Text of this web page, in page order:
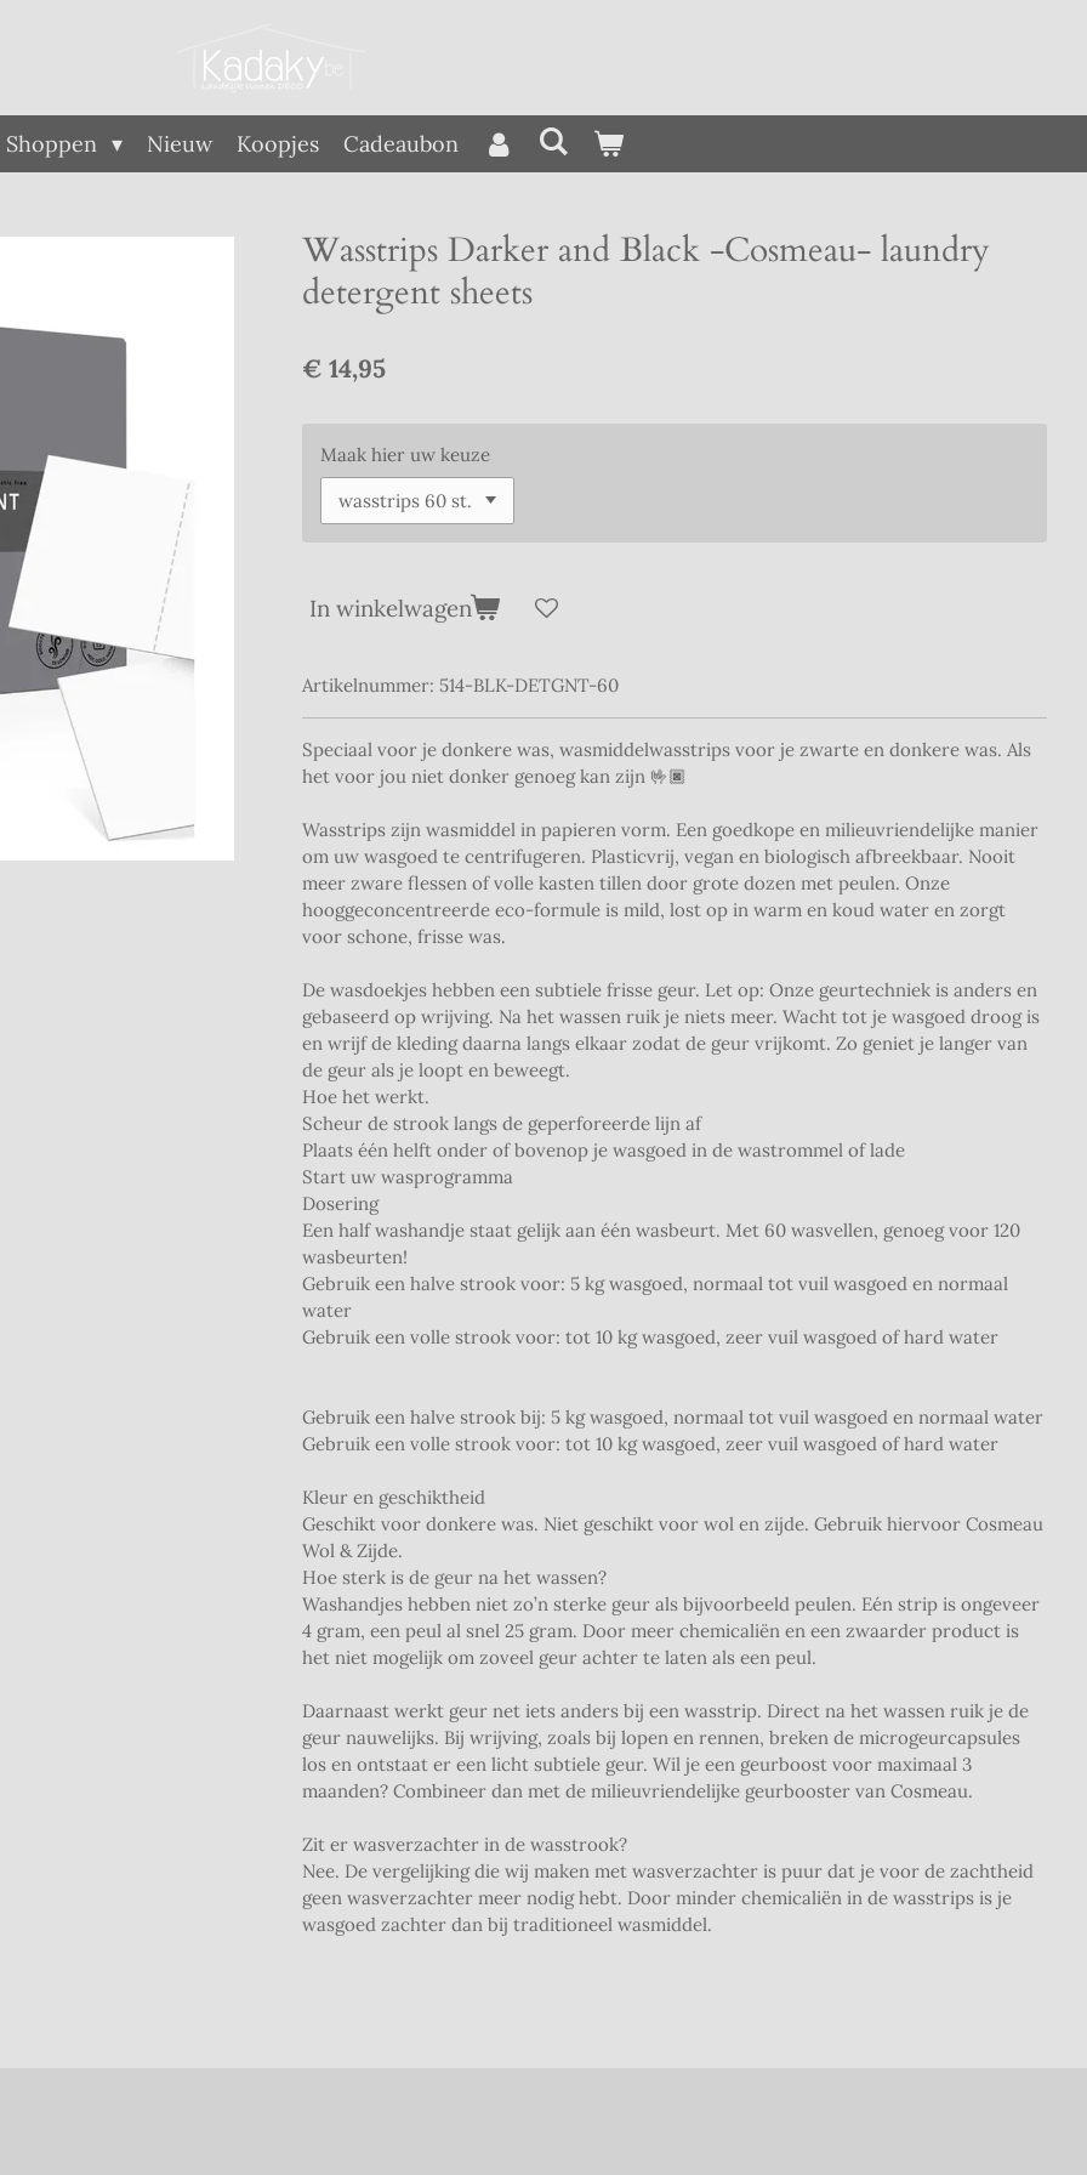
Shoppen Nieuw Koopjes Cadeaubon
Wasstrips Darker and Black -Cosmeau- laundry
detergent sheets
€ 14,95
Maak hier uw keuze
In winkelwagen
Artikelnummer: 514-BLK-DETGNT-60
Speciaal voor je donkere was, wasmiddelwasstrips voor je zwarte en donkere was. Als
het voor jou niet donker genoeg kan zijn 🤟🏿
Wasstrips zijn wasmiddel in papieren vorm. Een goedkope en milieuvriendelijke manier
om uw wasgoed te centrifugeren. Plasticvrij, vegan en biologisch afbreekbaar. Nooit
meer zware flessen of volle kasten tillen door grote dozen met peulen. Onze
hooggeconcentreerde eco-formule is mild, lost op in warm en koud water en zorgt
voor schone, frisse was.
De wasdoekjes hebben een subtiele frisse geur. Let op: Onze geurtechniek is anders en
gebaseerd op wrijving. Na het wassen ruik je niets meer. Wacht tot je wasgoed droog is
en wrijf de kleding daarna langs elkaar zodat de geur vrijkomt. Zo geniet je langer van
de geur als je loopt en beweegt.
Hoe het werkt.
Scheur de strook langs de geperforeerde lijn af
Plaats één helft onder of bovenop je wasgoed in de wastrommel of lade
Start uw wasprogramma
Dosering
Een half washandje staat gelijk aan één wasbeurt. Met 60 wasvellen, genoeg voor 120
wasbeurten!
Gebruik een halve strook voor: 5 kg wasgoed, normaal tot vuil wasgoed en normaal
water
Gebruik een volle strook voor: tot 10 kg wasgoed, zeer vuil wasgoed of hard water
Gebruik een halve strook bij: 5 kg wasgoed, normaal tot vuil wasgoed en normaal water
Gebruik een volle strook voor: tot 10 kg wasgoed, zeer vuil wasgoed of hard water
Kleur en geschiktheid
Geschikt voor donkere was. Niet geschikt voor wol en zijde. Gebruik hiervoor Cosmeau
Wol & Zijde.
Hoe sterk is de geur na het wassen?
Washandjes hebben niet zo’n sterke geur als bijvoorbeeld peulen. Eén strip is ongeveer
4 gram, een peul al snel 25 gram. Door meer chemicaliën en een zwaarder product is
het niet mogelijk om zoveel geur achter te laten als een peul.
Daarnaast werkt geur net iets anders bij een wasstrip. Direct na het wassen ruik je de
geur nauwelijks. Bij wrijving, zoals bij lopen en rennen, breken de microgeurcapsules
los en ontstaat er een licht subtiele geur. Wil je een geurboost voor maximaal 3
maanden? Combineer dan met de milieuvriendelijke geurbooster van Cosmeau.
Zit er wasverzachter in de wasstrook?
Nee. De vergelijking die wij maken met wasverzachter is puur dat je voor de zachtheid
geen wasverzachter meer nodig hebt. Door minder chemicaliën in de wasstrips is je
wasgoed zachter dan bij traditioneel wasmiddel.